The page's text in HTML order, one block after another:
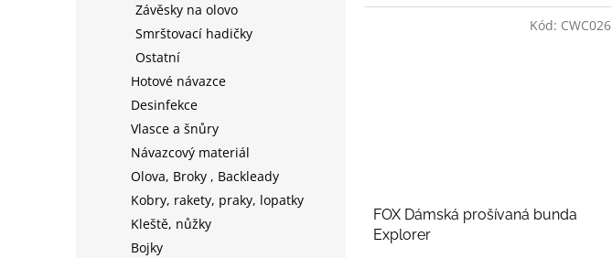
Závěsky na olovo
Smrštovací hadičky
Ostatní
Hotové návazce
Desinfekce
Vlasce a šnůry
Návazcový materiál
Olova, Broky , Backleady
Kobry, rakety, praky, lopatky
Kleště, nůžky
Bojky
FOX Dámská prošívaná bunda
Explorer
Kód: CWC026